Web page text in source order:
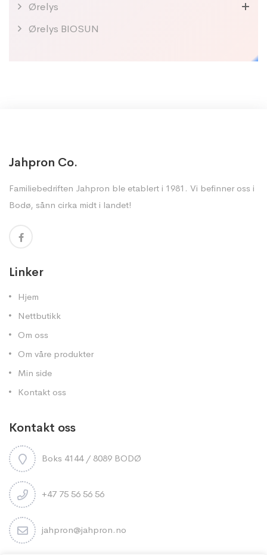
Ørelys
Ørelys BIOSUN
Jahpron Co.
Familiebedriften Jahpron ble etablert i 1981. Vi befinner oss i
Bodø, sånn cirka midt i landet!
Linker
Hjem
Nettbutikk
Om oss
Om våre produkter
Min side
Kontakt oss
Kontakt oss
Boks 4144 / 8089 BODØ
+47 75 56 56 56
jahpron@jahpron.no